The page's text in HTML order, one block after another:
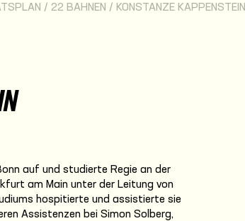
/ 22 BAHNEN / KONSTANZE KAPPENSTEIN
auf und studierte Regie an der
am Main unter der Leitung von
hospitierte und assistierte sie
Assistenzen bei Simon Solberg,